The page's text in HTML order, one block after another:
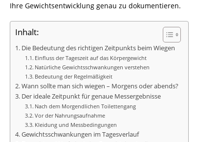
Ihre Gewichtsentwicklung genau zu dokumentieren.
Inhalt:
Die Bedeutung des richtigen Zeitpunkts beim Wiegen
Einfluss der Tageszeit auf das Körpergewicht
Natürliche Gewichtsschwankungen verstehen
Bedeutung der Regelmäßigkeit
Wann sollte man sich wiegen – Morgens oder abends?
Der ideale Zeitpunkt für genaue Messergebnisse
Nach dem Morgendlichen Toilettengang
Vor der Nahrungsaufnahme
Kleidung und Messbedingungen
Gewichtsschwankungen im Tagesverlauf